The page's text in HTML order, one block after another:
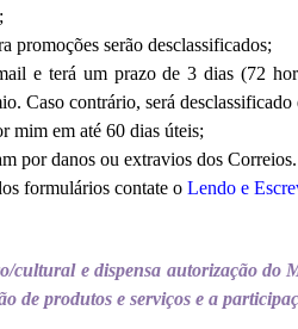
promoções serão desclassificados;
e terá um prazo de 3 dias (72
Caso contrário, será
mim em até 60 dias úteis;
por danos ou extravios dos Correios.
formulários contate o Lendo e
cultural e dispensa autorização do
de produtos e serviços e a